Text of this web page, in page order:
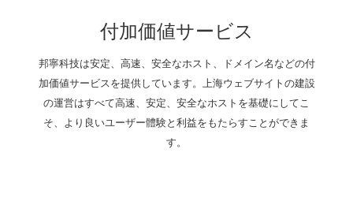
付加価値サービス
邦寧科技は安定、高速、安全なホスト、ドメイン名などの付
加価値サービスを提供しています。上海ウェブサイトの建設
の運営はすべて高速、安定、安全なホストを基礎にしてこ
そ、より良いユーザー體験と利益をもたらすことができま
す。